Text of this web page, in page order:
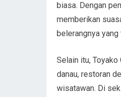
biasa. Dengan
memberikan
belerangnya
Selain itu,
danau, restoran
wisatawan. Di